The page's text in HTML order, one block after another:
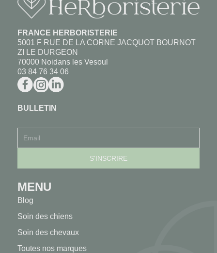
FRANCE HERBORISTERIE
5001 F RUE DE LA CORNE JACQUOT BOURNOT
ZI LE DURGEON
70000 Noidans les Vesoul
03 84 76 34 06
BULLETIN
MENU
Blog
Soin des chiens
Soin des chevaux
Toutes nos marques